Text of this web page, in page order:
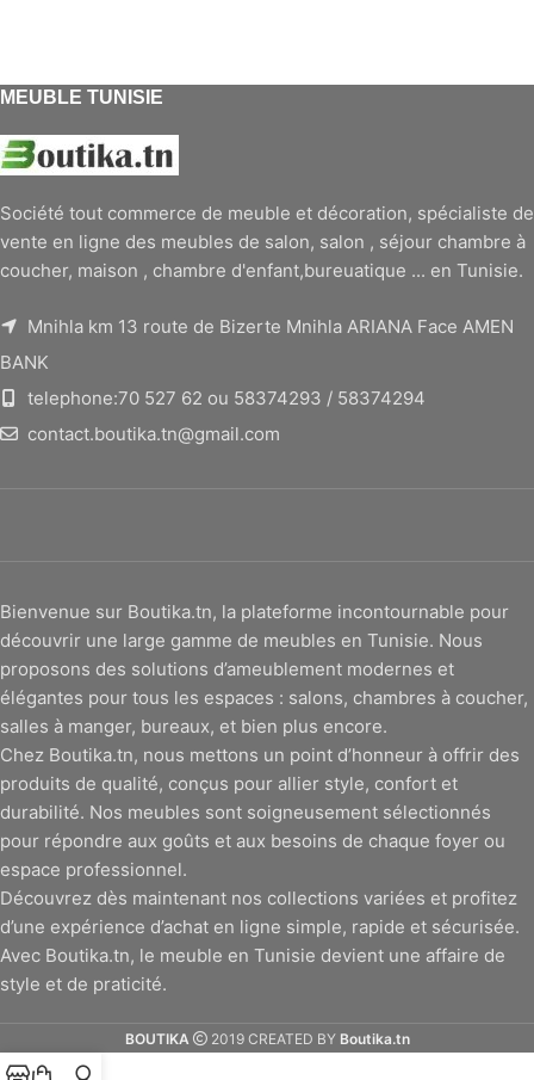
MEUBLE TUNISIE
Société tout commerce de meuble et décoration, spécialiste de
vente en ligne des meubles de salon, salon , séjour chambre à
coucher, maison , chambre d'enfant,bureuatique ... en Tunisie.
Mnihla km 13 route de Bizerte Mnihla ARIANA Face AMEN
BANK
telephone:70 527 62 ou 58374293 / 58374294
contact.boutika.tn@gmail.com
Bienvenue sur Boutika.tn, la plateforme incontournable pour
découvrir une large gamme de meubles en Tunisie. Nous
proposons des solutions d’ameublement modernes et
élégantes pour tous les espaces : salons, chambres à coucher,
salles à manger, bureaux, et bien plus encore.
Chez Boutika.tn, nous mettons un point d’honneur à offrir des
produits de qualité, conçus pour allier style, confort et
durabilité. Nos meubles sont soigneusement sélectionnés
pour répondre aux goûts et aux besoins de chaque foyer ou
espace professionnel.
Découvrez dès maintenant nos collections variées et profitez
d’une expérience d’achat en ligne simple, rapide et sécurisée.
Avec Boutika.tn, le meuble en Tunisie devient une affaire de
style et de praticité.
BOUTIKA 2019 CREATED BY Boutika.tn